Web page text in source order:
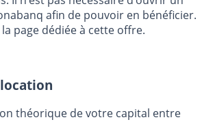
de Monabanq, via le compte
Il n’est pas nécessaire d’ouvrir un
afin de pouvoir en bénéficier.
page dédiée à cette offre.